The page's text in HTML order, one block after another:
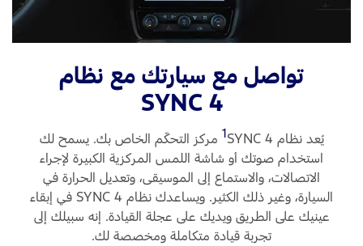
الامارات
المتحدة
اليمن
باقة الخدمة
دعم المزامنة
تقنية 4 SYNC
تواصل مع سيارتك مع نظام
SYNC 4
يُعد نظام SYNC 4 1 ‏ مركز التحكّم الخاص بك. يسمح لك
استخدام صوتك أو شاشة اللمس المركزية الكبيرة لإجراء
الاتصالات، والاستماع إلى الموسيقى، وتعديل الحرارة في
السيارة، وغير ذلك الكثير. ويساعدك نظام SYNC 4 في إبقاء
عينيك على الطريق ويديك على عجلة القيادة. إنه سبيلك إلى
تجربة قيادة متكاملة ومخصصة لك.